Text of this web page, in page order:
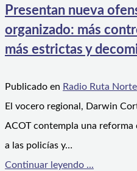
Presentan nueva
organizado: más
más estrictas y
Publicado en Radio Ruta Norte
El vocero regional, Darwin
ACOT contempla una
a las policías y…
Continuar leyendo ...